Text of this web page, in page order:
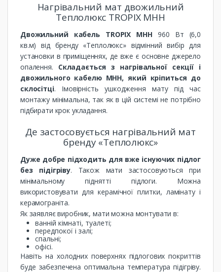
Нагрівальний мат двожильний
Теплолюкс TROPIX МНН
Двожильний кабель TROPIX МНН960 Вт (6,0
кв.м) від бренду «Теплолюкс» відмінний вибір для
установки в приміщеннях, де вже є основне джерело
опалення. Складається з нагрівальної секції і
двожильного кабелю МНН, який кріпиться до
склосітці. Імовірність ушкодження мату під час
монтажу мінімальна, так як в цій системі не потрібно
підбирати крок укладання.
Де застосовується нагрівальний мат
бренду «Теплолюкс»
Дуже добре підходить для вже існуючих підлог
без підігріву. Також мати застосовуються при
мінімальному піднятті підлоги. Можна
використовувати для керамічної плитки, ламінату і
керамограніта.
Як заявляє виробник, мати можна монтувати в:
ванній кімнаті, туалеті;
передпокої і залі;
спальні;
офісі.
Навіть на холодних поверхнях підлогових покриттів
буде забезпечена оптимальна температура підігріву.